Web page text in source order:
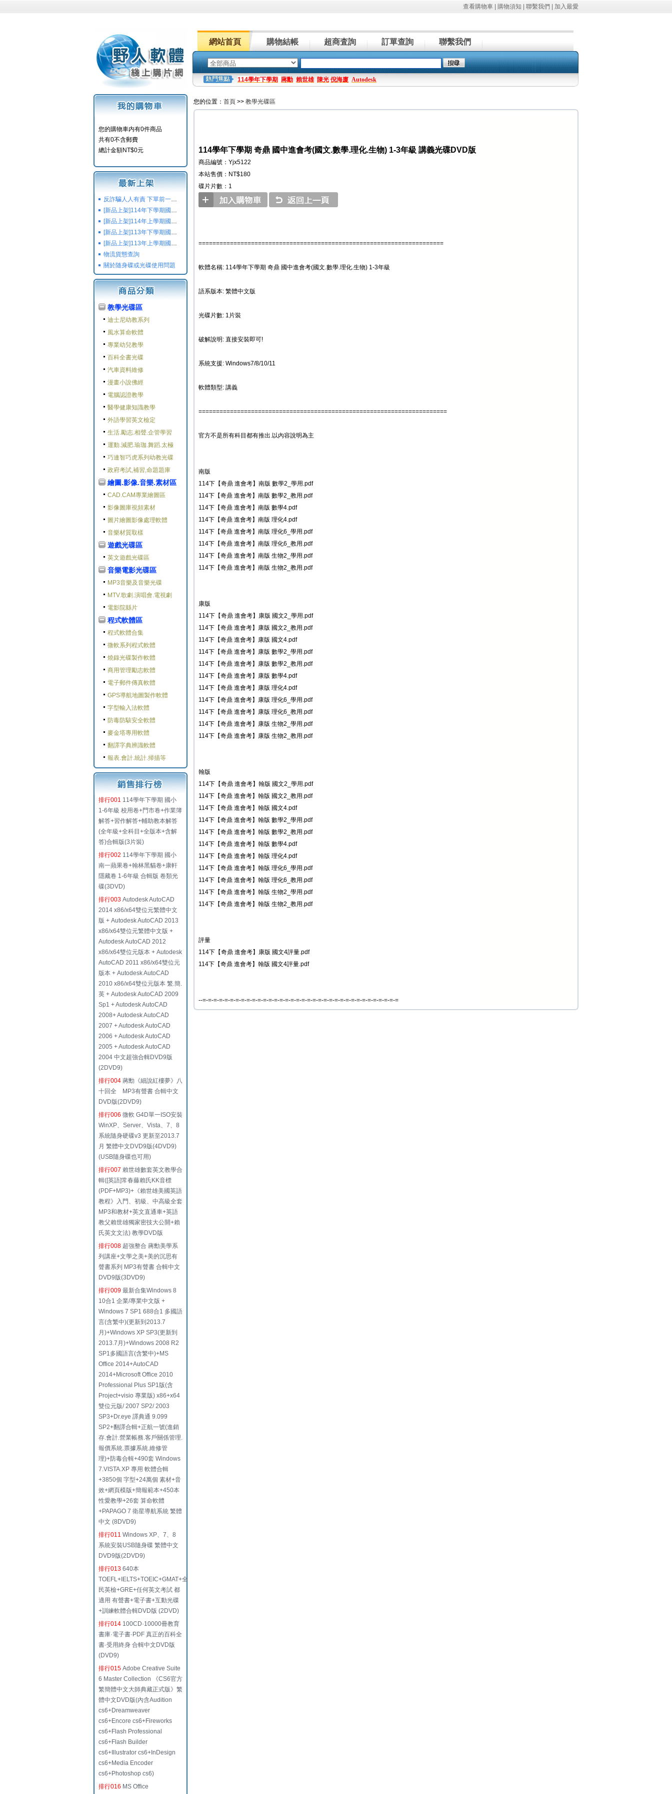
查看購物車 購物須知 聯繫我們 加入最愛
網站首頁 購物結帳 超商査詢 訂單查詢 聯繫我們
114學年下學期 蔣勳 賴世雄 陳光 倪海廈 Autodesk
您的購物車内有0件商品
共有0不含郵費
總計金額NT$0元
反詐騙人人有責 下單前一定要注意
[新品上架]114年下學期國小國中高中命題光碟,校用卷,習作
[新品上架]114年上學期國小國中高中命題光碟,校用卷,習作
[新品上架]113年下學期國小國中高中命題光碟,校用卷,習作
[新品上架]113年上學期國小國中高中命題光碟,校用卷,習作
物流貨態查詢
關於随身碟或光碟使用問題
教學光碟區
迪士尼幼教系列
風水算命軟體
專業幼兒教學
百科全書光碟
汽車資料維修
漫畫小說佛經
電腦認證教學
醫學健康知識教學
外語學習英文檢定
生活.勵志.相聲.企管學習
運動.減肥.瑜珈.舞蹈.太極
巧連智巧虎系列幼教光碟
政府考試,補習,命題題庫
繪圖.影像.音樂.素材區
CAD.CAM專業繪圖區
影像圖庫視頻素材
圖片繪圖影像處理軟體
音樂材質取樣
遊戲光碟區
英文遊戲光碟區
音樂電影光碟區
MP3音樂及音樂光碟
MTV.歌劇.演唱會.電視劇
電影院縣片
程式軟體區
程式軟體合集
微軟系列程式軟體
燒錄光碟製作軟體
商用管理勵志軟體
電子郵件傳真軟體
GPS導航地圖製作軟體
字型輸入法軟體
防毒防駭安全軟體
麥金塔專用軟體
翻譯字典辨識軟體
報表.會計.統計.掃描等
排行001 114學年下學期 國小
1-6年級 校用卷+門市卷+作業簿
解答+習作解答+輔助教本解答
(全年級+全科目+全版本+含解
答)合輯版(3片裝)
排行002 114學年下學期 國小
南一蘋果卷+翰林黑貓卷+康軒
隱藏卷 1-6年級 合輯版 卷類光
碟(3DVD)
排行003 Autodesk AutoCAD
2014 x86/x64雙位元繁體中文
版 + Autodesk AutoCAD 2013
x86/x64雙位元繁體中文版 +
Autodesk AutoCAD 2012
x86/x64雙位元版本 + Autodesk
AutoCAD 2011 x86/x64雙位元
版本 + Autodesk AutoCAD
2010 x86/x64雙位元版本 繁.簡.
英 + Autodesk AutoCAD 2009
Sp1 + Autodesk AutoCAD
2008+ Autodesk AutoCAD
2007 + Autodesk AutoCAD
2006 + Autodesk AutoCAD
2005 + Autodesk AutoCAD
2004 中文超強合輯DVD9版
(2DVD9)
排行004 蔣勳《細說紅樓夢》八
十回全 MP3有聲書 合輯中文
DVD版(2DVD9)
排行006 微軟 G4D單一ISO安裝
WinXP、Server、Vista、7、8
系統隨身硬碟v3 更新至2013.7
月 繁體中文DVD9版(4DVD9)
(USB隨身碟也可用)
排行007 賴世雄數套英文教學合
輯([英語]常春藤賴氏KK音標
(PDF+MP3)+《賴世雄美國英語
教程》入門、初級、中高級全套
MP3和教材+英文直通車+英語
教父賴世雄獨家密技大公開+賴
氏英文文法) 教學DVD版
排行008 超強整合 蔣勳美學系
列講座+文學之美+美的沉思有
聲書系列 MP3有聲書 合輯中文
DVD9版(3DVD9)
排行009 最新合集Windows 8
10合1 企業/專業中文版 +
Windows 7 SP1 688合1 多國語
言(含繁中)(更新到2013.7
月)+Windows XP SP3(更新到
2013.7月)+Windows 2008 R2
SP1多國語言(含繁中)+MS
Office 2014+AutoCAD
2014+Microsoft Office 2010
Professional Plus SP1版(含
Project+visio 專業版) x86+x64
雙位元版/ 2007 SP2/ 2003
SP3+Dr.eye 譯典通 9.099
SP2+翻譯合輯+正航一號(進銷
存.會計.營業帳務.客戶關係管理.
報價系統.票據系統.維修管
理)+防毒合輯+490套 Windows
7.VISTA.XP 專用 軟體合輯
+3850個 字型+24萬個 素材+音
效+網頁模版+簡報範本+450本
性愛教學+26套 算命軟體
+PAPAGO 7 衛星導航系統 繁體
中文 (8DVD9)
排行011 Windows XP、7、8
系統安裝USB隨身碟 繁體中文
DVD9版(2DVD9)
排行013 640本
TOEFL+IELTS+TOEIC+GMAT+全
民英檢+GRE+任何英文考試 都
適用 有聲書+電子書+互動光碟
+訓練軟體合輯DVD版 (2DVD)
排行014 100CD·10000冊教育
書庫·電子書·PDF 真正的百科全
書·受用終身 合輯中文DVD版
(DVD9)
排行015 Adobe Creative Suite
6 Master Collection 《CS6官方
繁簡體中文大師典藏正式版》繁
體中文DVD版(內含Audition
cs6+Dreamweaver
cs6+Encore cs6+Fireworks
cs6+Flash Professional
cs6+Flash Builder
cs6+Illustrator cs6+InDesign
cs6+Media Encoder
cs6+Photoshop cs6)
排行016 MS Office
您的位置： 首頁 >> 教學光碟區
114學年下學期 奇鼎 國中進會考(國文.數學.理化.生物) 1-3年級 講義光碟DVD版
商品編號：Yjx5122
本站售價：NT$180
碟片片數：1
======================================================================
軟體名稱: 114學年下學期 奇鼎 國中進會考(國文.數學.理化.生物) 1-3年級
語系版本: 繁體中文版
光碟片數: 1片裝
破解說明: 直接安裝即可!
系統支援: Windows7/8/10/11
軟體類型: 講義
=======================================================================
官方不是所有科目都有推出.以內容說明為主
南版
114下【奇鼎 進會考】南版 數學2_學用.pdf
114下【奇鼎 進會考】南版 數學2_教用.pdf
114下【奇鼎 進會考】南版 數學4.pdf
114下【奇鼎 進會考】南版 理化4.pdf
114下【奇鼎 進會考】南版 理化6_學用.pdf
114下【奇鼎 進會考】南版 理化6_教用.pdf
114下【奇鼎 進會考】南版 生物2_學用.pdf
114下【奇鼎 進會考】南版 生物2_教用.pdf
康版
114下【奇鼎 進會考】康版 國文2_學用.pdf
114下【奇鼎 進會考】康版 國文2_教用.pdf
114下【奇鼎 進會考】康版 國文4.pdf
114下【奇鼎 進會考】康版 數學2_學用.pdf
114下【奇鼎 進會考】康版 數學2_教用.pdf
114下【奇鼎 進會考】康版 數學4.pdf
114下【奇鼎 進會考】康版 理化4.pdf
114下【奇鼎 進會考】康版 理化6_學用.pdf
114下【奇鼎 進會考】康版 理化6_教用.pdf
114下【奇鼎 進會考】康版 生物2_學用.pdf
114下【奇鼎 進會考】康版 生物2_教用.pdf
翰版
114下【奇鼎 進會考】翰版 國文2_學用.pdf
114下【奇鼎 進會考】翰版 國文2_教用.pdf
114下【奇鼎 進會考】翰版 國文4.pdf
114下【奇鼎 進會考】翰版 數學2_學用.pdf
114下【奇鼎 進會考】翰版 數學2_教用.pdf
114下【奇鼎 進會考】翰版 數學4.pdf
114下【奇鼎 進會考】翰版 理化4.pdf
114下【奇鼎 進會考】翰版 理化6_學用.pdf
114下【奇鼎 進會考】翰版 理化6_教用.pdf
114下【奇鼎 進會考】翰版 生物2_學用.pdf
114下【奇鼎 進會考】翰版 生物2_教用.pdf
評量
114下【奇鼎 進會考】康版 國文4評量.pdf
114下【奇鼎 進會考】翰版 國文4評量.pdf
--=-=-=-=-=-=-=-=-=-=-=-=-=-=-=-=-=-=-=-=-=-=-=-=-=-=-=-=-=-=-=-=-=-=-=-=